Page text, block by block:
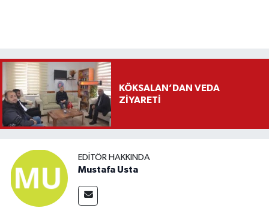
KÖKSALAN’DAN VEDA
ZİYARETİ
EDITÖR HAKKINDA
Mustafa Usta